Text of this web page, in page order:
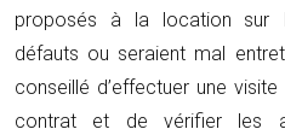
proposés à la location sur
défauts ou seraient mal
conseillé d’effectuer une
contrat et de vérifier les